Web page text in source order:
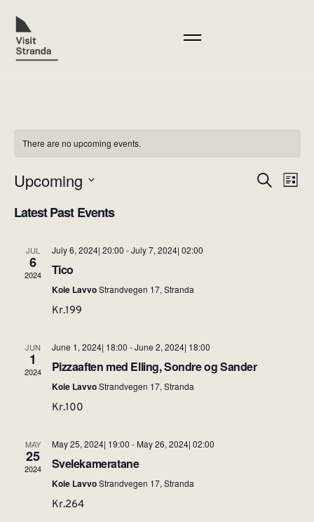
There are no upcoming events.
Events
Search
List
Upcoming
date.
Latest Past Events
JUL
6
2024
July 6, 2024| 20:00 -July 7, 2024| 02:00
Tico
Koie LavvoStrandvegen 17, Stranda
Kr.199
JUN
1
2024
June 1, 2024| 18:00 -June 2, 2024| 18:00
Pizzaaften med Elling, Sondre og Sander
Koie LavvoStrandvegen 17, Stranda
Kr.100
MAY
25
2024
May 25, 2024| 19:00 - May 26, 2024| 02:00
Svelekameratane
Koie LavvoStrandvegen 17, Stranda
Kr.264